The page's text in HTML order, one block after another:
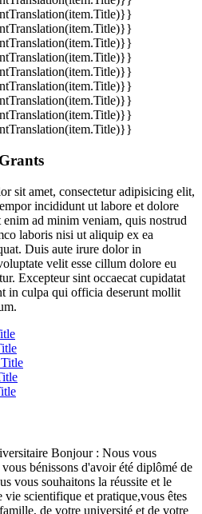
sit amet, consectetur adipisicing elit,
incididunt ut labore et dolore
ad minim veniam, quis nostrud
laboris nisi ut aliquip ex ea
Duis aute irure dolor in
velit esse cillum dolore eu
Excepteur sint occaecat cupidatat
in culpa qui officia deserunt mollit
Bonjour : Nous vous
bénissons d'avoir été diplômé de
vous souhaitons la réussite et le
vie scientifique et pratique,vous êtes
de votre université et de votre